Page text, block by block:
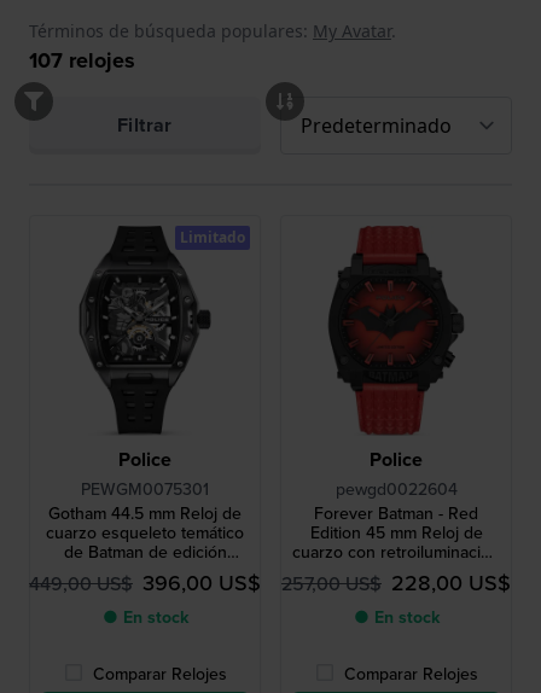
Términos de búsqueda populares: My Avatar.
107 relojes
Filtrar
Police
PEWGM0075301
Gotham 44.5 mm Reloj de
cuarzo esqueleto temático
de Batman de edición
limitada
449,00 US$ 396,00 US$
● En stock
Comparar Relojes
Limitado
Police
pewgd0022604
Forever Batman - Red
Edition 45 mm Reloj de
cuarzo con retroiluminación
roja para hombre
257,00 US$ 228,00 US$
● En stock
Comparar Relojes